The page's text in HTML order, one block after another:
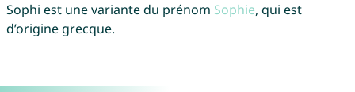
Sophi est une variante du prénom Sophie, qui est
d’origine grecque.